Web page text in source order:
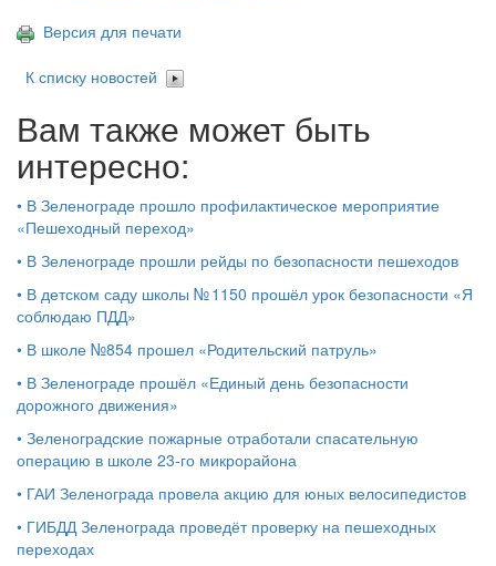
Версия для печати
К списку новостей
Вам также может быть
интересно:
• В Зеленограде прошло профилактическое мероприятие
«Пешеходный переход»
• В Зеленограде прошли рейды по безопасности пешеходов
• В детском саду школы № 1150 прошёл урок безопасности «Я
соблюдаю ПДД»
• В школе №854 прошел «Родительский патруль»
• В Зеленограде прошёл «Единый день безопасности
дорожного движения»
• Зеленоградские пожарные отработали спасательную
операцию в школе 23-го микрорайона
• ГАИ Зеленограда провела акцию для юных велосипедистов
• ГИБДД Зеленограда проведёт проверку на пешеходных
переходах